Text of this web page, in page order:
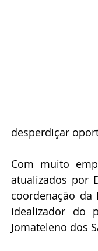
desperdiçar
Com muito
atualizados por
coordenação da
idealizador do
Jomateleno dos